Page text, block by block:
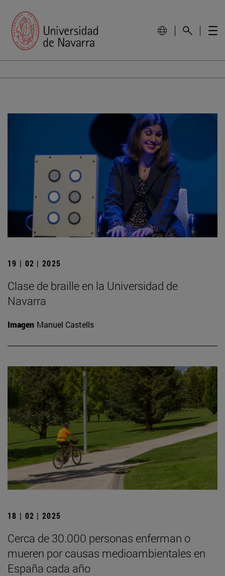
19 | 02 | 2025
Clase de braille en la Universidad de
Navarra
Imagen Manuel Castells
18 | 02 | 2025
Cerca de 30.000 personas enferman o
mueren por causas medioambientales en
España cada año